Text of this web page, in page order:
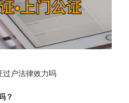
过户法律效力吗
？